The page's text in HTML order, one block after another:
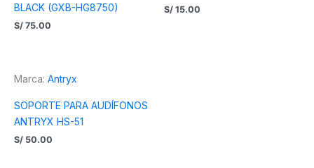
BLACK (GXB-HG8750)
S/ 75.00
S/ 15.00
Marca: Antryx
SOPORTE PARA AUDÍFONOS
ANTRYX HS-51
S/ 50.00